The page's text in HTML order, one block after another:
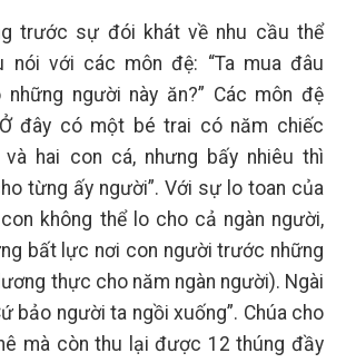
trước sự đói khát về nhu cầu thể
nói với các môn đệ: “Ta mua đâu
người này ăn?” Các môn đệ
đây có một bé trai có năm chiếc
và hai con cá, nhưng bấy nhiêu thì
từng ấy người”. Với sự lo toan của
không thể lo cho cả ngàn người,
bất lực nơi con người trước những
thực cho năm ngàn người). Ngài
bảo người ta ngồi xuống”. Chúa cho
mà còn thu lại được 12 thúng đầy